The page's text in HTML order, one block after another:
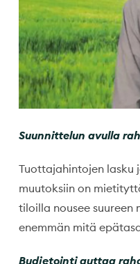
Suunnittelun avulla
Tuottajahintojen lasku
muutoksiin on
tiloilla nousee suureen
enemmän mitä
Budjetointi auttaa